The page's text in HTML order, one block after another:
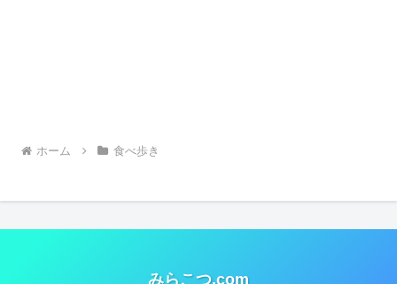
ホーム 食べ歩き
みらこつ.com